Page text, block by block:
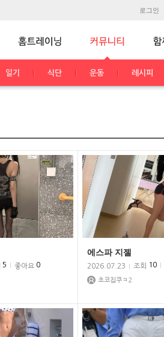
로그인
일기 식단 운동 레시피
5 좋아요 0
에스파 지젤
2026.07.23 조회 10
초코칩쿠ㅋ2